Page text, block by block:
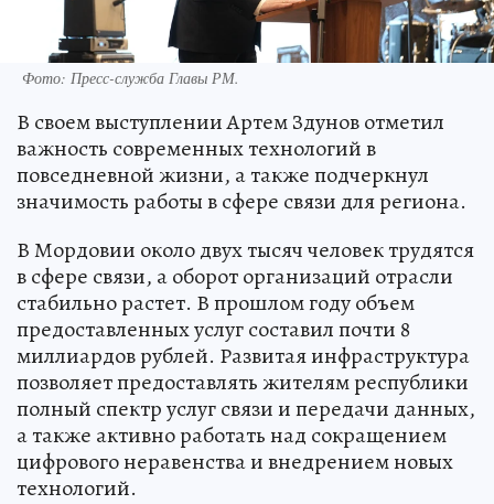
Фото: Пресс-служба Главы РМ.
В своем выступлении Артем Здунов отметил
важность современных технологий в
повседневной жизни, а также подчеркнул
значимость работы в сфере связи для региона.
В Мордовии около двух тысяч человек трудятся
в сфере связи, а оборот организаций отрасли
стабильно растет. В прошлом году объем
предоставленных услуг составил почти 8
миллиардов рублей. Развитая инфраструктура
позволяет предоставлять жителям республики
полный спектр услуг связи и передачи данных,
а также активно работать над сокращением
цифрового неравенства и внедрением новых
технологий.